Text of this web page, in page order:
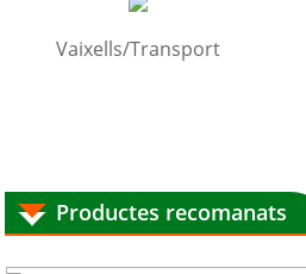
Vaixells/Transport
Productes recomanats